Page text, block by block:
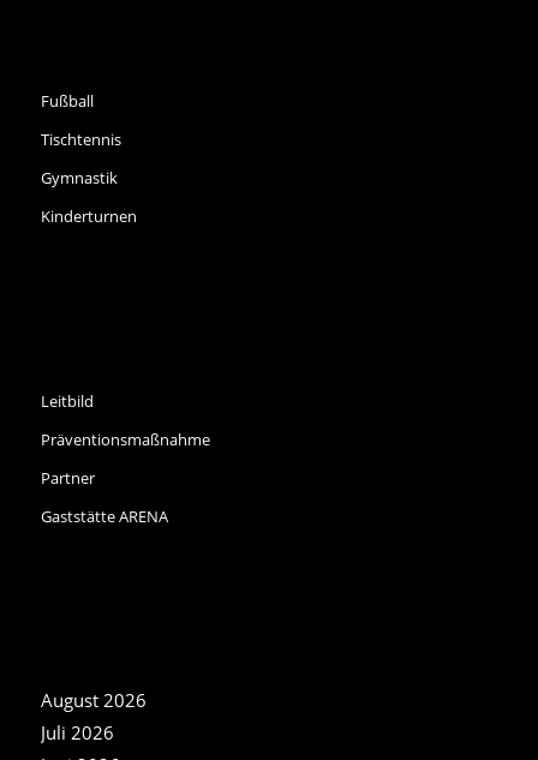
Fußball
Tischtennis
Gymnastik
Kinderturnen
Leitbild
Präventionsmaßnahme
Partner
Gaststätte ARENA
August 2026
Juli 2026